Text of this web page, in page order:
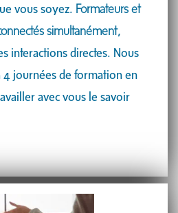
vous soyez. Formateurs et
simultanément,
interactions directes. Nous
4 journées de formation en
avec vous le savoir